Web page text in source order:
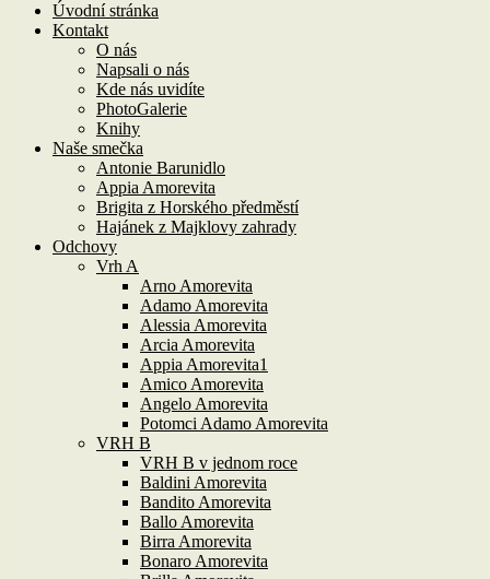
Úvodní stránka
Kontakt
O nás
Napsali o nás
Kde nás uvidíte
PhotoGalerie
Knihy
Naše smečka
Antonie Barunidlo
Appia Amorevita
Brigita z Horského předměstí
Hajánek z Majklovy zahrady
Odchovy
Vrh A
Arno Amorevita
Adamo Amorevita
Alessia Amorevita
Arcia Amorevita
Appia Amorevita1
Amico Amorevita
Angelo Amorevita
Potomci Adamo Amorevita
VRH B
VRH B v jednom roce
Baldini Amorevita
Bandito Amorevita
Ballo Amorevita
Birra Amorevita
Bonaro Amorevita